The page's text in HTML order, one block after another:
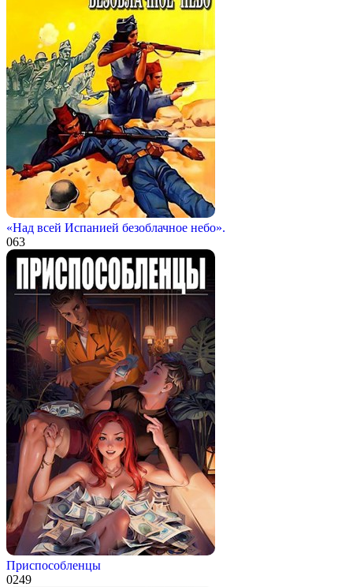
«Над всей Испанией безоблачное небо».
063
Приспособленцы
0249